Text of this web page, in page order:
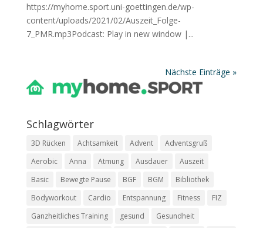
https://myhome.sport.uni-goettingen.de/wp-
content/uploads/2021/02/Auszeit_Folge-
7_PMR.mp3Podcast: Play in new window |...
Nächste Einträge »
Schlag­wör­ter
3D Rücken Achtsamkeit Advent
Adventsgruß
Aerobic
Anna Atmung Ausdauer
Auszeit
Basic
Bewegte Pause BGF BGM
Bibliothek
Bodyworkout
Cardio Entspannung Fitness
FIZ
Ganzheitliches Training
gesund
Gesundheit